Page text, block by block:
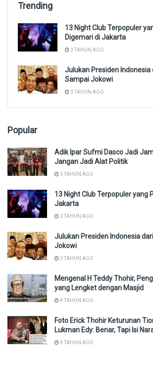
Trending
13 Night Club Terpopuler
Digemari di Jakarta
3 TAHUN AGO
Julukan Presiden Indonesia
Sampai Jokowi
3 TAHUN AGO
Popular
Adik Ipar Sufmi Dasco Jadi
Jangan Jadi Alat Politik
3 TAHUN AGO
13 Night Club Terpopuler yang
Jakarta
3 TAHUN AGO
Julukan Presiden Indonesia
Jokowi
3 TAHUN AGO
Mengenal H Teddy Thohir,
yang Lengket dengan Masjid
4 TAHUN AGO
Foto Erick Thohir Keturunan
Lukman Edy: Benar, Tapi Isi
4 TAHUN AGO